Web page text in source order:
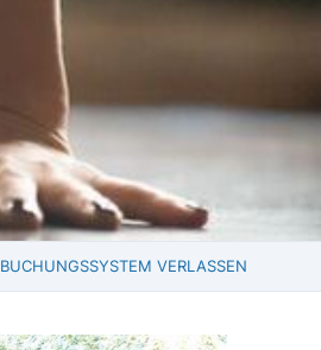
BUCHUNGSSYSTEM VERLASSEN